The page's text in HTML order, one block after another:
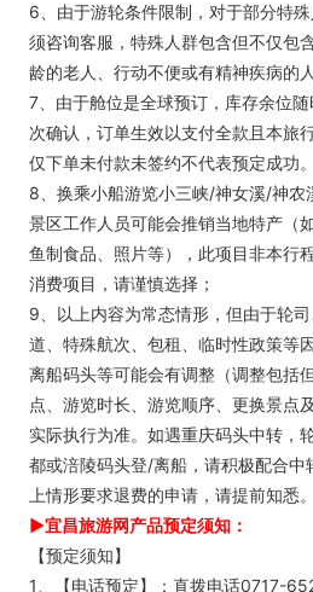
6、由于游轮条件限制，对于部分特
须咨询客服，特殊人群包含但不仅包
龄的老人、行动不便或有精神疾病的
7、由于舱位是全球预订，库存余位
次确认，订单生效以支付全款且本旅
仅下单未付款未签约不代表预定成功。
8、换乘小船游览小三峡/神女溪/神农
景区工作人员可能会推销当地特产（
鱼制食品、照片等），此项目非本行
消费项目，请谨慎选择；
9、以上内容为常态情形，但由于轮
道、特殊航次、包租、临时性政策等
离船码头等可能会有调整（调整包括
点、游览时长、游览顺序、更换景点
实际执行为准。如遇重庆码头中转，
都或涪陵码头登/离船，请积极配合中
上情形要求退费的申请，请提前知悉。
►宜昌旅游网产品预定须知：
【预定须知】
1、【电话预定】：直拨电话0717-